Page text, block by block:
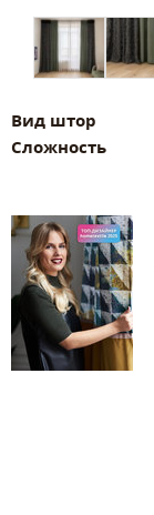
Вид штор
Сложность